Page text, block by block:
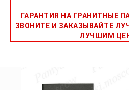
ГАРАНТИЯ НА ГРАНИТНЫЕ
ЗВОНИТЕ И ЗАКАЗЫВАЙТЕ
ЛУЧШИМ